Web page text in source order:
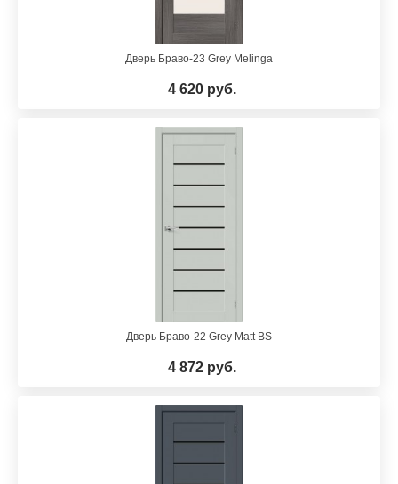
Дверь Браво-23 Grey Melinga
4 620 руб.
Дверь Браво-22 Grey Matt BS
4 872 руб.